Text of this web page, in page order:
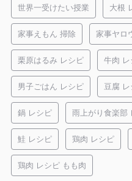
世界一受けたい授業 大根
家事えもん 掃除 家事ヤロ
栗原はるみ レシピ 牛肉 レ
男子ごはん レシピ 豆腐
鍋 レシピ 雨上がり食楽部
鮭 レシピ 鶏肉 レシピ
鶏肉 レシピ もも肉